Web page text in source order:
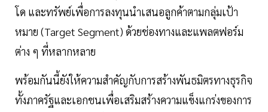
โด และทรัพย์เพื่อการลงทุนนำเสนอลูกค้าตามกลุ่มเป้า
หมาย (Target Segment) ด้วยช่องทางและแพลตฟอร์ม
ต่าง ๆ ที่หลากหลาย
พร้อมกันนี้ยังให้ความสำคัญกับการสร้างพันธมิตรทางธุรกิจ
ทั้งภาครัฐและเอกชนเพื่อเสริมสร้างความแข็งแกร่งของการ